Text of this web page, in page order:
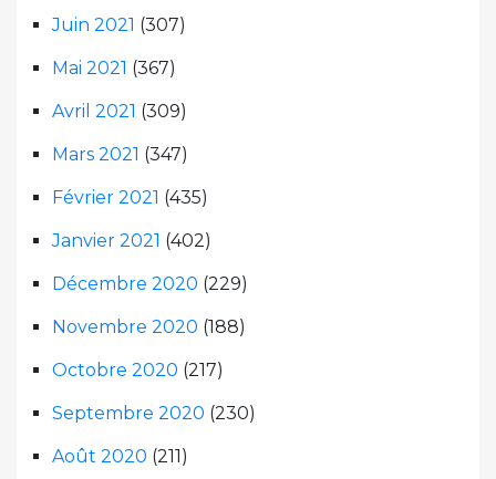
Juin 2021 (307)
Mai 2021 (367)
Avril 2021 (309)
Mars 2021 (347)
Février 2021 (435)
Janvier 2021 (402)
Décembre 2020 (229)
Novembre 2020 (188)
Octobre 2020 (217)
Septembre 2020 (230)
Août 2020 (211)